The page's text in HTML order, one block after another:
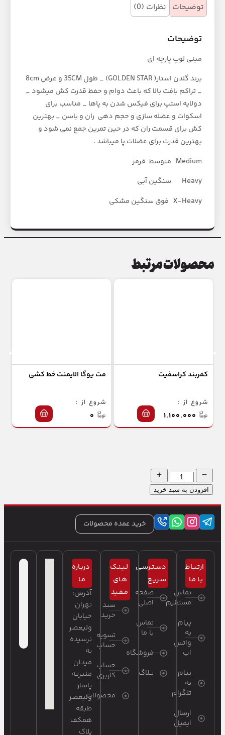
توضیحات نظرات (0)
توضیحات
مینی لوپ پارچه ای
برند گلدن استار( GOLDEN STAR) _ طول 35CM و عرض 8cm
_ تراکم بافت بالا که باعث دوام و حفظ قدرت کش میشود _
دولایه استپ برای فیکس شدن به پاها _ مناسب برای
اسکوات و عضله سازی و حجم دهی ران و باسن _ بهترین
کش برای قسمت ران که در حین تمرین جمع نمی شود و
بهترین قدرت برای عضلات پا میباشد .
Medium متوسط قرمز
Heavy سنگین آبی
X-Heavy فوق سنگین مشکی
محصولات مرتبط
کمربند کراسفیت
شروع از :
مت یوگا الایمنت خط کشی
شروع از :
افزودن به سبد خرید
خرید عمده محصولات
ارتـبـاط
بـا مـا
تماس
مستقیم
پیام
به
واتس
اپ
پیام
به
تلگرام
ارسال
ایمیل
دسـتـرسـی
سـریـع
صفحه
اصلی
تماس
با ما
فروشگاه
بــلاگ
لـیـنـک
هـای
مـفـید
سبد
خرید
تسویه
حساب
حساب
کاربری
محصولات
دربـاره
مـا
آدرس:
تهران
خیابان
ولیعصر
نرسیده
به
میدان
منیریه
پاساژ
ولیعصر
طبقه
همکف
پلاک